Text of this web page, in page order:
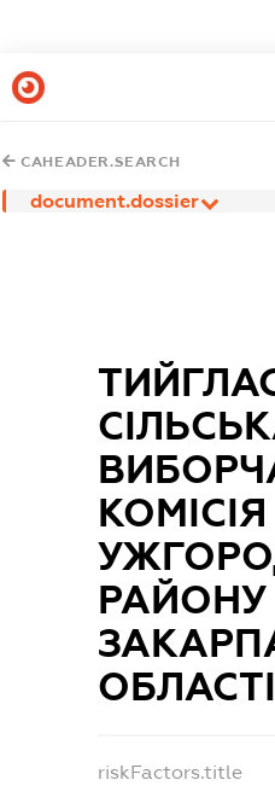
CAHEADER.SEARCH
document.dossier
КОМІСІЯ
РАЙОНУ
ОБЛАСТІ
riskFactors.title